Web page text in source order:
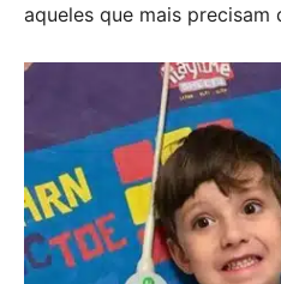
aqueles que mais precisam